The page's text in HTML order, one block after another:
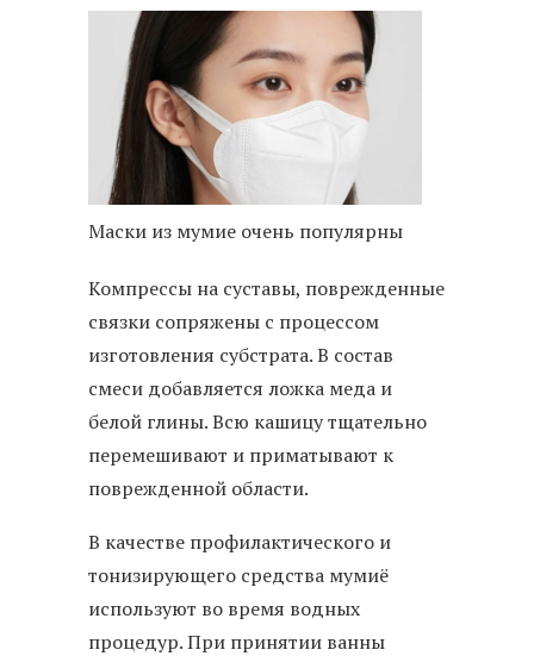
Маски из мумие очень популярны
Компрессы на суставы, поврежденные
связки сопряжены с процессом
изготовления субстрата. В состав
смеси добавляется ложка меда и
белой глины. Всю кашицу тщательно
перемешивают и приматывают к
поврежденной области.
В качестве профилактического и
тонизирующего средства мумиё
используют во время водных
процедур. При принятии ванны